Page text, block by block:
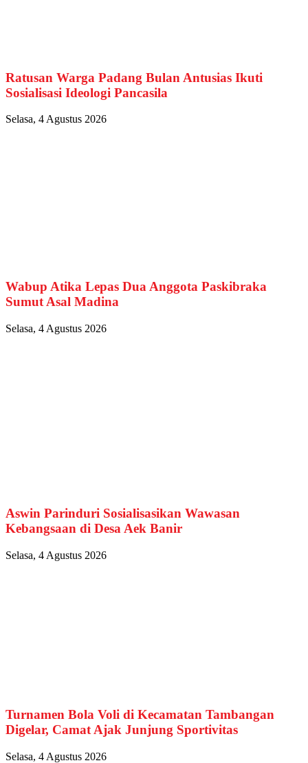
Ratusan Warga Padang Bulan Antusias Ikuti
Sosialisasi Ideologi Pancasila
Selasa, 4 Agustus 2026
Wabup Atika Lepas Dua Anggota Paskibraka
Sumut Asal Madina
Selasa, 4 Agustus 2026
Aswin Parinduri Sosialisasikan Wawasan
Kebangsaan di Desa Aek Banir
Selasa, 4 Agustus 2026
Turnamen Bola Voli di Kecamatan Tambangan
Digelar, Camat Ajak Junjung Sportivitas
Selasa, 4 Agustus 2026